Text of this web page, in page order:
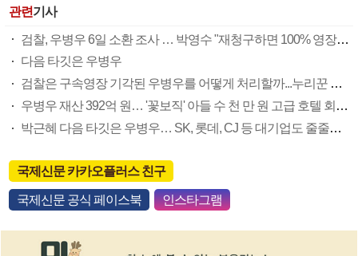
관련기사
검찰, 우병우 6일 소환 조사 … 박영수 "재청구하면 100% 영장 발부"
다음 타깃은 우병우
검찰은 구속영장 기각된 우병우를 어떻게 처리할까...누리꾼 구속 수사 촉구
우병우 재산 392억 원… '꽃보직' 아들 수 천 만 원 고급 호텔 회원권 구매
박근혜 다음 타깃은 우병우… SK, 롯데, CJ 등 대기업도 줄줄이 대기
국제신문 카카오플러스 친구
국제신문 공식 페이스북 인스타그램